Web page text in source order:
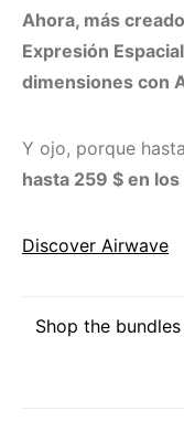
Ahora, más
Expresión
dimensiones con
Y ojo, porque
hasta 259 $ en
Discover Airwave
Shop the bundles